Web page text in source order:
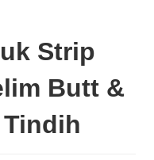
Strip
Butt &